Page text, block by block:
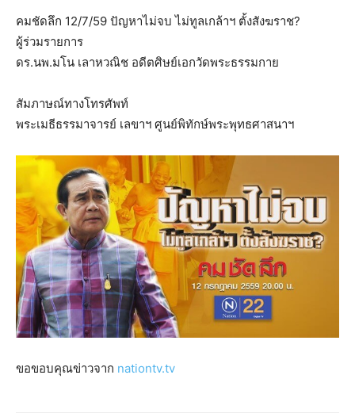
คมชัดลึก 12/7/59 ปัญหาไม่จบ ไม่ทูลเกล้าฯ ตั้งสังฆราช?
ผู้ร่วมรายการ
ดร.นพ.มโน เลาหวณิช อดีตศิษย์เอกวัดพระธรรมกาย
สัมภาษณ์ทางโทรศัพท์
พระเมธีธรรมาจารย์ เลขาฯ ศูนย์พิทักษ์พระพุทธศาสนาฯ
ขอขอบคุณข่าวจาก nationtv.tv